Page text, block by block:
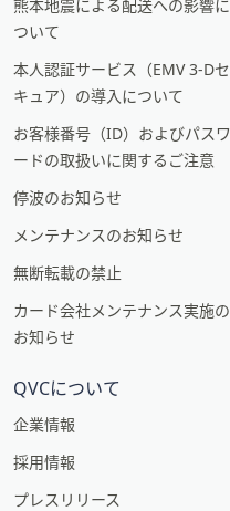
熊本地震による配送への影響に
ついて
本人認証サービス（EMV 3-Dセ
キュア）の導入について
お客様番号（ID）およびパスワ
ードの取扱いに関するご注意
停波のお知らせ
メンテナンスのお知らせ
無断転載の禁止
カード会社メンテナンス実施の
お知らせ
QVCについて
企業情報
採用情報
プレスリリース